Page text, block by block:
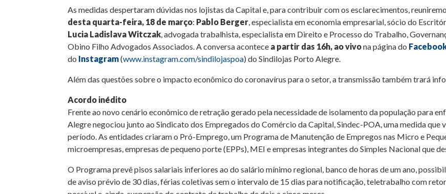
As medidas despertaram dúvidas nos lojistas da Capital e, para contribuir com os esclarecimentos,
desta quarta-feira, 18 de março: Pablo Berger, especialista em economia empresarial, sócio do
Lucia Ladislava Witczak, advogada trabalhista, especialista em Direito e Processo do Trabalho,
Obino Filho Advogados Associados. A conversa acontece a partir das 16h, ao vivona página do
do Instagram(www.instagram.com/sindilojaspoa) do Sindilojas Porto Alegre.
Além das questões sobre o impacto econômico do coronavírus para o setor, a transmissão também trará
Acordo inédito
Frente ao novo cenário econômico de retração gerado pela necessidade de isolamento da população para
Alegre negociou junto ao Sindicato dos Empregados do Comércio da Capital, Sindec-POA, uma medida
período. As entidades criaram o Pró-Emprego, um Programa de Manutenção de Empregos nas Micro e
microempresas, empresas de pequeno porte (EPPs), MEI e empresas integrantes do Simples Nacional que
O Programa prevê pisos salariais inferiores ao do salário mínimo regional, banco de horas de um ano,
de aviso prévio de 30 dias, férias coletivas sem o intervalo de 15 dias para notificação, teletrabalho com